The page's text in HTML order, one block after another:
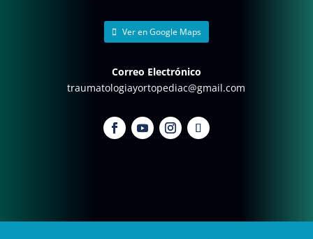
Ver en Google Maps
Correo Electrónico
traumatologiayortopediac@gmail.com